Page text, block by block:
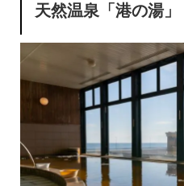
天然温泉「港の湯」